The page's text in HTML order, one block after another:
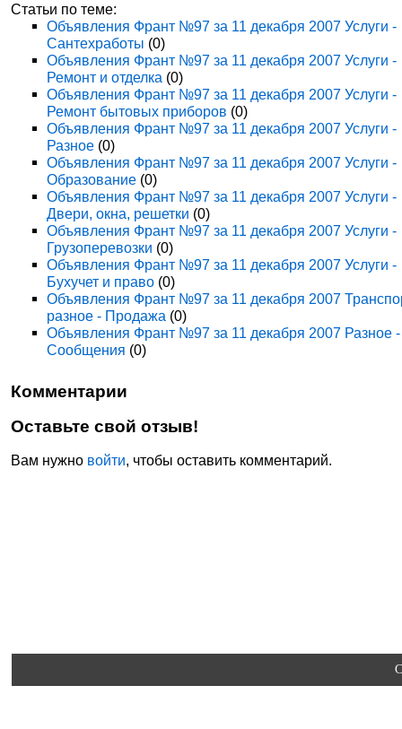
Статьи по теме:
Объявления Франт №97 за 11 декабря 2007 Услуги -
Сантехработы (0)
Объявления Франт №97 за 11 декабря 2007 Услуги -
Ремонт и отделка (0)
Объявления Франт №97 за 11 декабря 2007 Услуги -
Ремонт бытовых приборов (0)
Объявления Франт №97 за 11 декабря 2007 Услуги -
Разное (0)
Объявления Франт №97 за 11 декабря 2007 Услуги -
Образование (0)
Объявления Франт №97 за 11 декабря 2007 Услуги -
Двери, окна, решетки (0)
Объявления Франт №97 за 11 декабря 2007 Услуги -
Грузоперевозки (0)
Объявления Франт №97 за 11 декабря 2007 Услуги -
Бухучет и право (0)
Объявления Франт №97 за 11 декабря 2007
разное - Продажа (0)
Объявления Франт №97 за 11 декабря 2007 Разное -
Сообщения (0)
Комментарии
Оставьте свой отзыв!
Вам нужно войти, чтобы оставить комментарий.